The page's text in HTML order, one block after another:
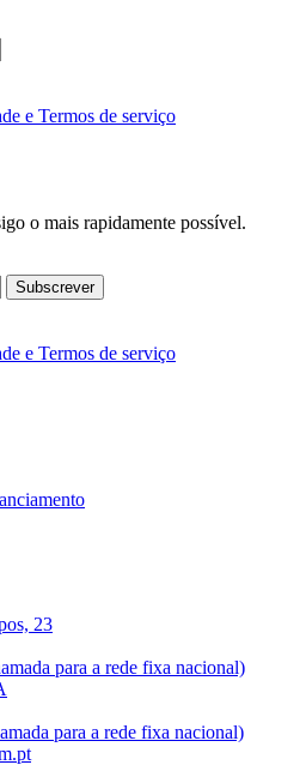
e Termos de serviço
o mais rapidamente possível.
Subscrever
e Termos de serviço
23
para a rede fixa nacional)
para a rede fixa nacional)